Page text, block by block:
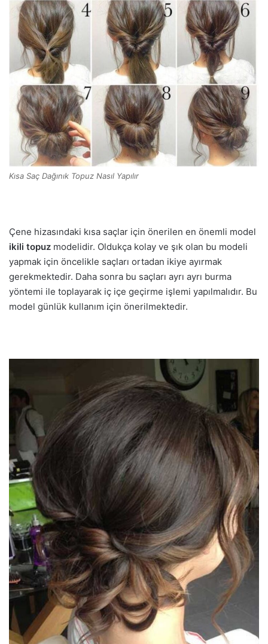
Kısa Saç Dağınık Topuz Nasıl Yapılır
Çene hizasındaki kısa saçlar için önerilen en önemli model
ikili topuz modelidir. Oldukça kolay ve şık olan bu modeli
yapmak için öncelikle saçları ortadan ikiye ayırmak
gerekmektedir. Daha sonra bu saçları ayrı ayrı burma
yöntemi ile toplayarak iç içe geçirme işlemi yapılmalıdır. Bu
model günlük kullanım için önerilmektedir.